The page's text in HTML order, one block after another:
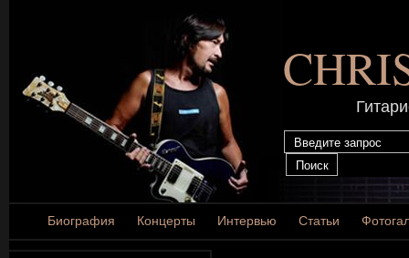
Биография Концерты Интервью Статьи